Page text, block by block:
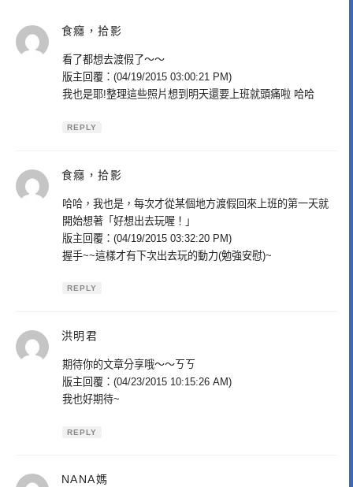
食癮，拾影
看了都想去渡假了～～
版主回覆：(04/19/2015 03:00:21 PM)
我也是耶!整理這些照片想到明天還要上班就頭痛啦 哈哈
REPLY
食癮，拾影
哈哈，我也是，每次才從某個地方渡假回來上班的第一天就
開始想著「好想出去玩喔！」
版主回覆：(04/19/2015 03:32:20 PM)
握手~~這樣才有下次出去玩的動力(勉強安慰)~
REPLY
洪明君
期待你的文章分享哦～～ㄎㄎ
版主回覆：(04/23/2015 10:15:26 AM)
我也好期待~
REPLY
NANA媽